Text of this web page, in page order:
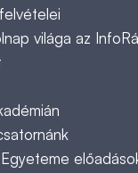
világa az